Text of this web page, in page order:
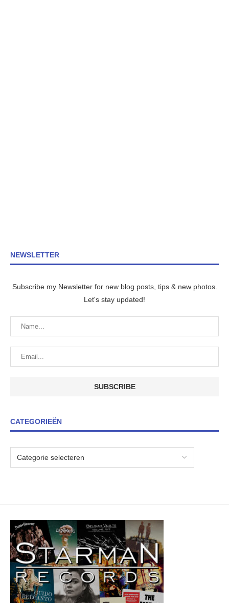
NEWSLETTER
Subscribe my Newsletter for new blog posts, tips & new photos.
Let's stay updated!
CATEGORIEËN